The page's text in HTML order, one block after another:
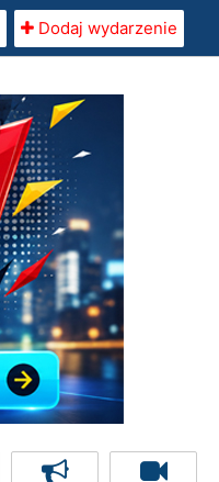
Dodaj wydarzenie